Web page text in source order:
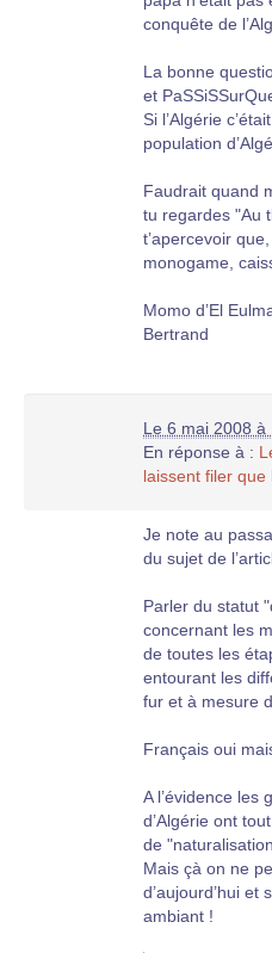
conquête de
La bonne
et
Si l’Algérie
population
Faudrait quand
tu regardes "Au
t’apercevoir
monogame,
Momo d’El
Bertrand
Le 6 mai 2008 à
En réponse à :
laissent filer que
Je note au
du sujet de
Parler du statut
concernant les
de toutes les
entourant les
fur et à mesure
Français oui
A l’évidence les
d’Algérie ont
de
Mais çà on ne
d’aujourd’hui et
ambiant !